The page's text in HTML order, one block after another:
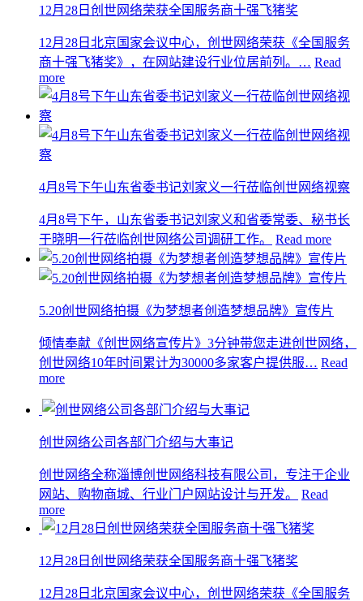
12月28日创世网络荣获全国服务商十强飞猪奖
12月28日北京国家会议中心，创世网络荣获《全国服务
商十强飞猪奖》，在网站建设行业位居前列。… Read
more
4月8号下午山东省委书记刘家义一行莅临创世网络视察
4月8号下午，山东省委书记刘家义和省委常委、秘书长
于晓明一行莅临创世网络公司调研工作。
Read more
5.20创世网络拍摄《为梦想者创造梦想品牌》宣传片
倾情奉献《创世网络宣传片》3分钟带您走进创世网络，
创世网络10年时间累计为30000多家客户提供服… Read
more
创世网络公司各部门介绍与大事记
创世网络全称淄博创世网络科技有限公司，专注于企业
网站、购物商城、行业门户网站设计与开发。
Read
more
12月28日创世网络荣获全国服务商十强飞猪奖
12月28日北京国家会议中心，创世网络荣获《全国服务